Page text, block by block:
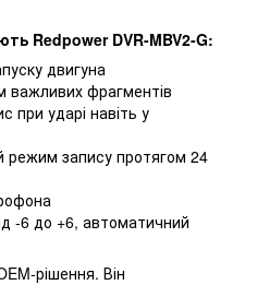
Redpower DVR-MBV2-G:
двигуна
важливих фрагментів
при ударі навіть у
режим запису протягом 24
-6 до +6, автоматичний
рішення. Він